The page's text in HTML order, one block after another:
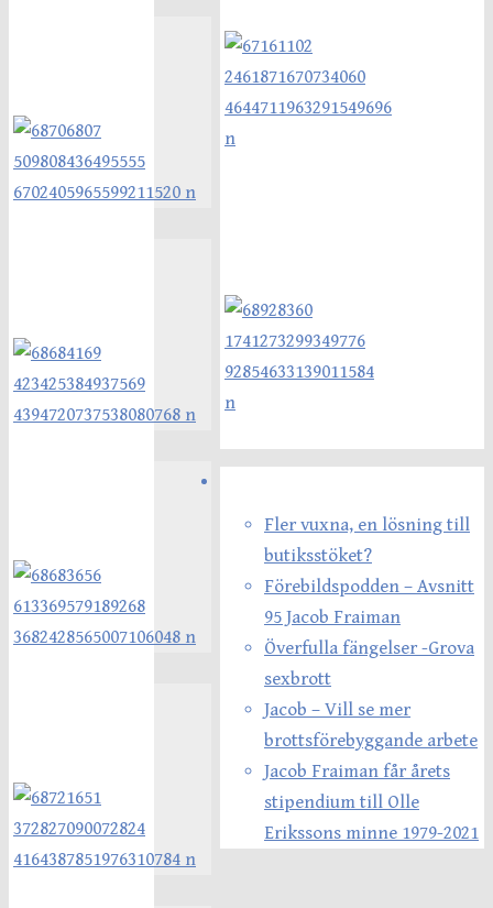
Fler vuxna, en lösning till
butiksstöket?
Förebildspodden – Avsnitt
95 Jacob Fraiman
Överfulla fängelser -Grova
sexbrott
Jacob – Vill se mer
brottsförebyggande arbete
Jacob Fraiman får årets
stipendium till Olle
Erikssons minne 1979-2021